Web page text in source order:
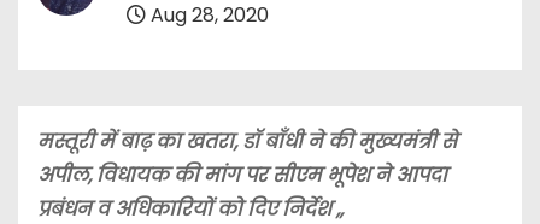
Aug 28, 2020
मस्तूरी में बाढ़ का खतरा, डॉ बाँधी ने की मुख्यमंत्री से
अपील, विधायक की मांग पर सीएम भूपेश ने आपदा
प्रबंधन व अधिकारियों को दिए निर्देश ,,